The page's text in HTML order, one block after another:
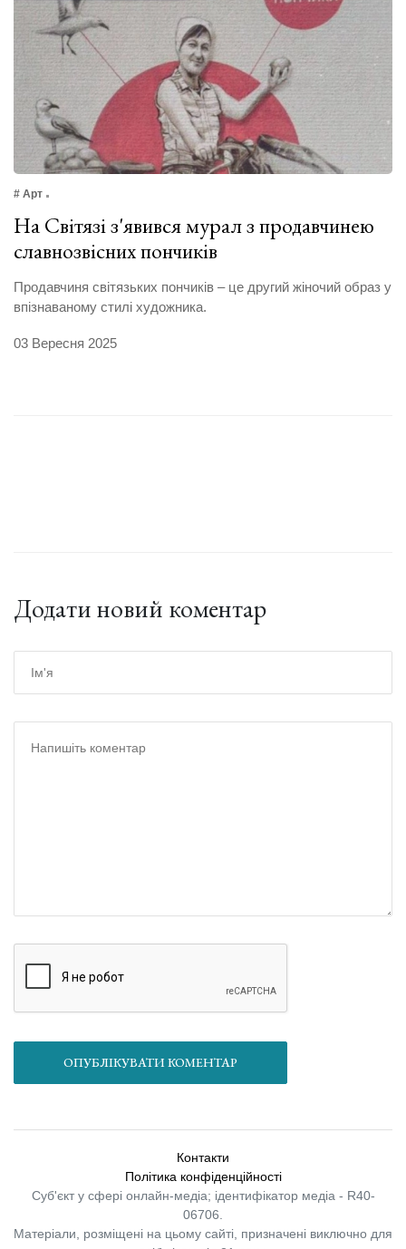
# Арт
На Світязі з'явився мурал з продавчинею
славнозвісних пончиків
Продавчиня світязьких пончиків – це другий жіночий образ у
впізнаваному стилі художника.
03 Вересня 2025
Додати новий коментар
ОПУБЛІКУВАТИ КОМЕНТАР
Контакти
Політика конфіденційності
Суб'єкт у сфері онлайн-медіа; ідентифікатор медіа - R40-
06706.
Матеріали, розміщені на цьому сайті, призначені виключно для